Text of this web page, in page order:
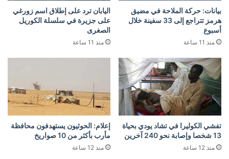
بيانات: حركة الملاحة في مضيق
هرمز تتراجع إلى 33 سفينة خلال
أسبوع
منذ 11 ساعة
اليابان ترد على إطلاق اسم زورغي
على جزيرة في سلسلة الكوريل
الصغرى
منذ 11 ساعة
تفشي الكوليرا في تشاد يودي بحياة
13 شخصا وإصابة نحو 240 آخرين
منذ 12 ساعة
إعلام: الحوثيون يستهدفون محافظة
مأرب بأكثر من 10 صواريخ
منذ 12 ساعة